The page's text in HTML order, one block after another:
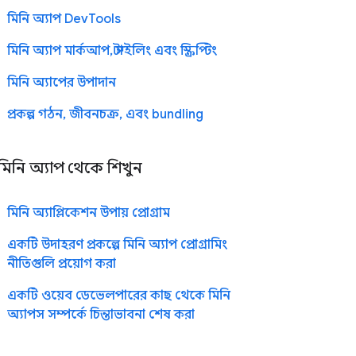
মিনি অ্যাপ DevTools
মিনি অ্যাপ মার্কআপ, স্টাইলিং এবং স্ক্রিপ্টিং
মিনি অ্যাপের উপাদান
প্রকল্প গঠন, জীবনচক্র, এবং bundling
অ্যাপ থেকে শিখুন
মিনি অ্যাপ্লিকেশন উপায় প্রোগ্রাম
একটি উদাহরণ প্রকল্পে মিনি অ্যাপ প্রোগ্রামিং
নীতিগুলি প্রয়োগ করা
একটি ওয়েব ডেভেলপারের কাছ থেকে মিনি
অ্যাপস সম্পর্কে চিন্তাভাবনা শেষ করা